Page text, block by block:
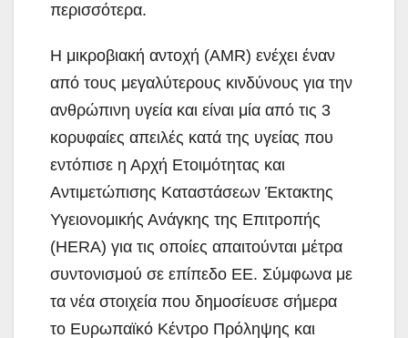
περισσότερα.
Η μικροβιακή αντοχή (AMR) ενέχει έναν
από τους μεγαλύτερους κινδύνους για την
ανθρώπινη υγεία και είναι μία από τις 3
κορυφαίες απειλές κατά της υγείας που
εντόπισε η Αρχή Ετοιμότητας και
Αντιμετώπισης Καταστάσεων Έκτακτης
Υγειονομικής Ανάγκης της Επιτροπής
(HERA) για τις οποίες απαιτούνται μέτρα
συντονισμού σε επίπεδο ΕΕ. Σύμφωνα με
τα νέα στοιχεία που δημοσίευσε σήμερα
το Ευρωπαϊκό Κέντρο Πρόληψης και